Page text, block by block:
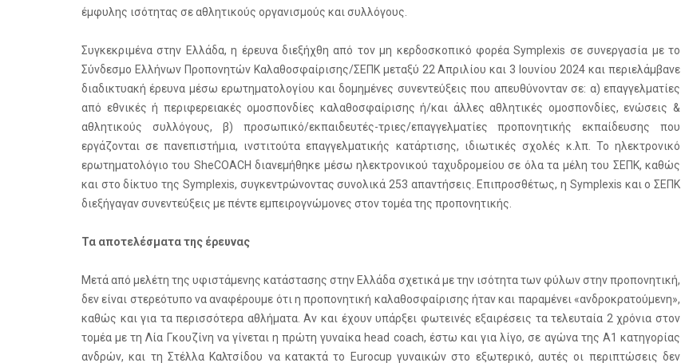
έμφυλης ισότητας σε αθλητικούς οργανισμούς και συλλόγους.
Συγκεκριμένα στην Ελλάδα, η έρευνα διεξήχθη από τον μη κερδοσκοπικό φορέα Symplexis σε συνεργασία με το
Σύνδεσμο Ελλήνων Προπονητών Καλαθοσφαίρισης/ΣΕΠΚ μεταξύ 22 Απριλίου και 3 Ιουνίου 2024 και περιελάμβανε
διαδικτυακή έρευνα μέσω ερωτηματολογίου και δομημένες συνεντεύξεις που απευθύνονταν σε: α) επαγγελματίες
από εθνικές ή περιφερειακές ομοσπονδίες καλαθοσφαίρισης ή/και άλλες αθλητικές ομοσπονδίες, ενώσεις &
αθλητικούς συλλόγους, β) προσωπικό/εκπαιδευτές-τριες/επαγγελματίες προπονητικής εκπαίδευσης που
εργάζονται σε πανεπιστήμια, ινστιτούτα επαγγελματικής κατάρτισης, ιδιωτικές σχολές κ.λπ. Το ηλεκτρονικό
ερωτηματολόγιο του SheCOACH διανεμήθηκε μέσω ηλεκτρονικού ταχυδρομείου σε όλα τα μέλη του ΣΕΠΚ, καθώς
και στο δίκτυο της Symplexis, συγκεντρώνοντας συνολικά 253 απαντήσεις. Επιπροσθέτως, η Symplexis και ο ΣΕΠΚ
διεξήγαγαν συνεντεύξεις με πέντε εμπειρογνώμονες στον τομέα της προπονητικής.
Τα αποτελέσματα της έρευνας
Μετά από μελέτη της υφιστάμενης κατάστασης στην Ελλάδα σχετικά με την ισότητα των φύλων στην προπονητική,
δεν είναι στερεότυπο να αναφέρουμε ότι η προπονητική καλαθοσφαίρισης ήταν και παραμένει «ανδροκρατούμενη»,
καθώς και για τα περισσότερα αθλήματα. Αν και έχουν υπάρξει φωτεινές εξαιρέσεις τα τελευταία 2 χρόνια στον
τομέα με τη Λία Γκουζίνη να γίνεται η πρώτη γυναίκα head coach, έστω και για λίγο, σε αγώνα της Α1 κατηγορίας
ανδρών, και τη Στέλλα Καλτσίδου να κατακτά το Eurocup γυναικών στο εξωτερικό, αυτές οι περιπτώσεις δεν